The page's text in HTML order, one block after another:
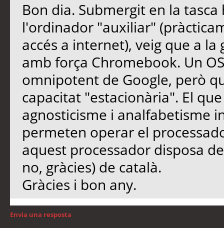
Bon dia. Submergit en la
l'ordinador "auxiliar"
accés a internet), veig que a
amb força Chromebook. Un
omnipotent de Google, però
capacitat "estacionària". El
agnosticisme i analfabetisme
permeten operar el
aquest processador disposa
no, gràcies) de català.
Gràcies i bon any.
Envia una resposta